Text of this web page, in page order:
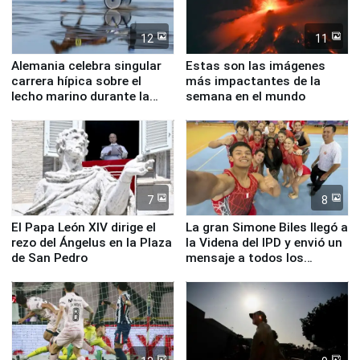
12
Alemania celebra singular
carrera hípica sobre el
lecho marino durante la
11
Estas son las imágenes
más impactantes de la
semana en el mundo
7
El Papa León XIV dirige el
rezo del Ángelus en la Plaza
de San Pedro
8
La gran Simone Biles llegó a
la Videna del IPD y envió un
mensaje a todos los